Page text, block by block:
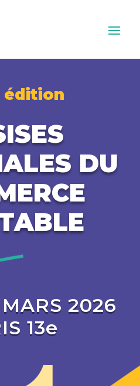
édition
DU
2026
13e